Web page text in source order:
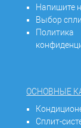
Напишите
Выбор
Политика
ОСНОВНЫЕ
Сплит-